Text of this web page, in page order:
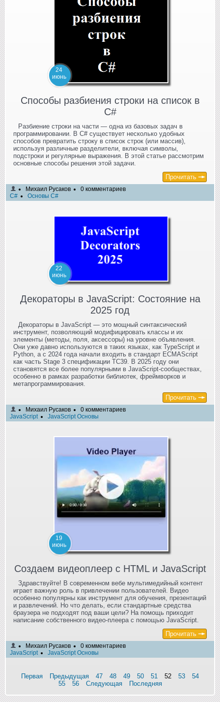
24
июнь
Способы разбиения строки на список в
C#
Разбиение строки на части — одна из базовых задач в
программировании. В C# существует несколько удобных
способов превратить строку в список строк (или массив),
используя различные разделители, включая символы,
подстроки и регулярные выражения. В этой статье рассмотрим
основные способы решения этой задачи.
Прочитать
Михаил Русаков
0 комментариев
C#
Основы C#
22
июнь
Декораторы в JavaScript: Состояние на
2025 год
Декораторы в JavaScript — это мощный синтаксический
инструмент, позволяющий модифицировать классы и их
элементы (методы, поля, аксессоры) на уровне объявления.
Они уже давно используются в таких языках, как TypeScript и
Python, а с 2024 года начали входить в стандарт ECMAScript
как часть Stage 3 спецификации TC39. В 2025 году они
становятся все более популярными в JavaScript-сообществах,
особенно в рамках разработки библиотек, фреймворков и
метапрограммирования.
Прочитать
Михаил Русаков
0 комментариев
JavaScript
JavaScript Основы
19
июнь
Создаем видеоплеер c HTML и JavaScript
Здравствуйте! В современном вебе мультимедийный контент
играет важную роль в привлечении пользователей. Видео
особенно популярны как инструмент для обучения, презентаций
и развлечений. Но что делать, если стандартные средства
браузера не подходят под ваши цели? На помощь приходит
написание собственного видео-плеера с помощью JavaScript.
Прочитать
Михаил Русаков
0 комментариев
JavaScript
JavaScript Основы
Первая Предыдущая 47 48 49 50 51 52 53
54
55
56 Следующая Последняя